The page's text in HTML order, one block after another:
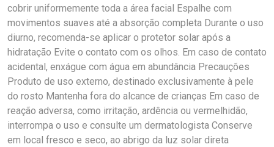
cobrir uniformemente toda a área facial Espalhe com
movimentos suaves até a absorção completa Durante o uso
diurno, recomenda-se aplicar o protetor solar após a
hidratação Evite o contato com os olhos. Em caso de contato
acidental, enxágue com água em abundância Precauções
Produto de uso externo, destinado exclusivamente à pele
do rosto Mantenha fora do alcance de crianças Em caso de
reação adversa, como irritação, ardência ou vermelhidão,
interrompa o uso e consulte um dermatologista Conserve
em local fresco e seco, ao abrigo da luz solar direta